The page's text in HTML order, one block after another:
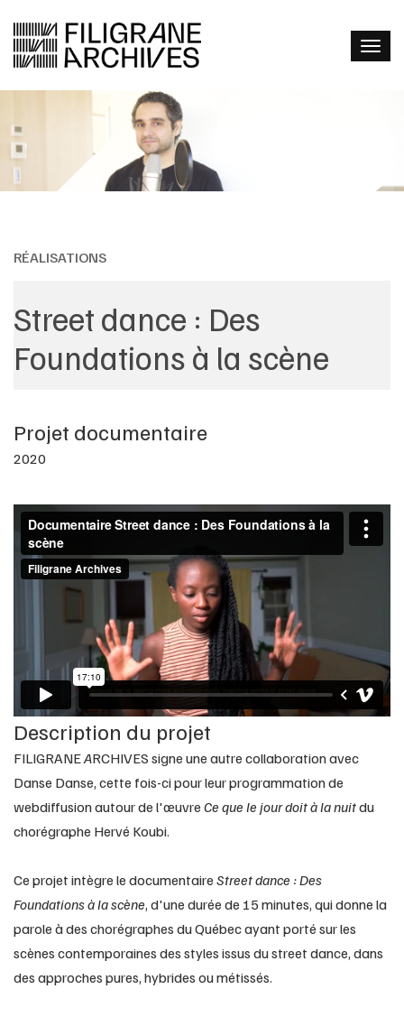
RÉALISATIONS
Street dance : Des
Foundations à la scène
Projet documentaire
2020
Description du projet
FILIGRANEARCHIVES signe une autre collaboration avec
Danse Danse, cette fois-ci pour leur programmation de
webdiffusion autour de l'œuvre Ce que le jour doit à la nuitdu
chorégraphe Hervé Koubi.
Ce projet intègre le documentaire Street dance : Des
Foundations à la scène, d'une durée de 15 minutes, qui donne la
parole à des chorégraphes du Québec ayant porté sur les
scènes contemporaines des styles issus du street dance, dans
des approches pures, hybrides ou métissés.